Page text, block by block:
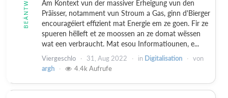
Am Kontext vun der massiver Erheigung vun den
Präisser, notamment vun Stroum a Gas, ginn d'Bierger
encouragéiert effizient mat Energie em ze goen. Fir ze
spueren hëlleft et ze moossen an ze domat wëssen
wat een verbraucht. Mat esou Informatiounen, e...
Viergeschlo 31, Aug 2022 in Digitalisation
von
argh
4.4k Aufrufe